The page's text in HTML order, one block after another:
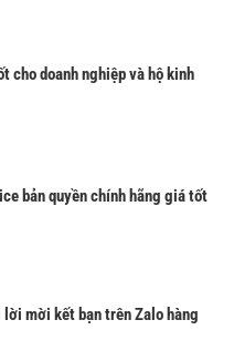
cho doanh nghiệp và hộ kinh
bản quyền chính hãng giá tốt
mời kết bạn trên Zalo hàng